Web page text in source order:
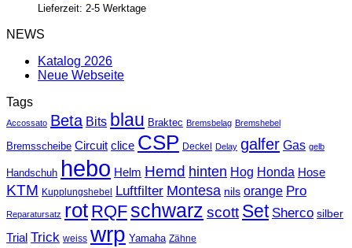
Lieferzeit: 2-5 Werktage
NEWS
Katalog 2026
Neue Webseite
Tags
Accossato Beta Bits blau Braktec Bremsbelag Bremshebel
Bremsscheibe Circuit clice CSP Deckel Delay galfer Gas gelb
Handschuh hebo Helm Hemd hinten Hog Honda Hose
KTM Kupplungshebel Luftfilter Montesa nils orange Pro
Reparatursatz rot RQF schwarz scott Set Sherco silber
Trial Trick weiss wrp Yamaha Zähne